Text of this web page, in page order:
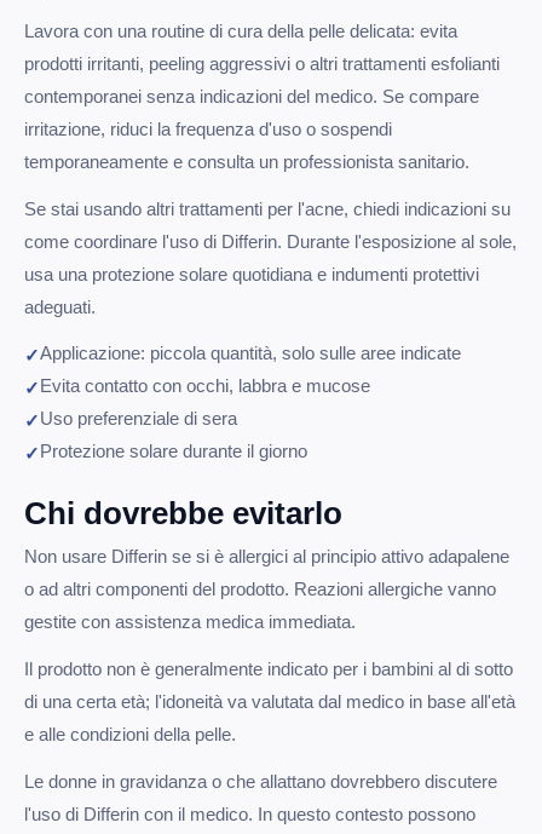
Lavora con una routine di cura della pelle delicata: evita
prodotti irritanti, peeling aggressivi o altri trattamenti esfolianti
contemporanei senza indicazioni del medico. Se compare
irritazione, riduci la frequenza d'uso o sospendi
temporaneamente e consulta un professionista sanitario.
Se stai usando altri trattamenti per l'acne, chiedi indicazioni su
come coordinare l'uso di Differin. Durante l'esposizione al sole,
usa una protezione solare quotidiana e indumenti protettivi
adeguati.
Applicazione: piccola quantità, solo sulle aree indicate
Evita contatto con occhi, labbra e mucose
Uso preferenziale di sera
Protezione solare durante il giorno
Chi dovrebbe evitarlo
Non usare Differin se si è allergici al principio attivo adapalene
o ad altri componenti del prodotto. Reazioni allergiche vanno
gestite con assistenza medica immediata.
Il prodotto non è generalmente indicato per i bambini al di sotto
di una certa età; l'idoneità va valutata dal medico in base all'età
e alle condizioni della pelle.
Le donne in gravidanza o che allattano dovrebbero discutere
l'uso di Differin con il medico. In questo contesto possono